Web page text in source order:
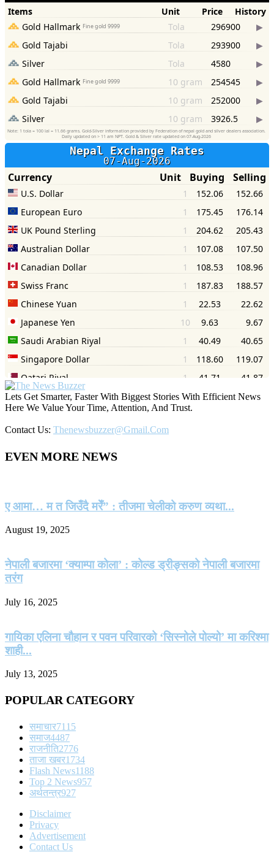
Lets Get Smarter, Faster With Biggest Stories With Efficient News
Here We Value Your Time, Attention, And Trust.
Contact Us: Thenewsbuzzer@gmail.com
EVEN MORE NEWS
ए आमा… म त जिउँदै मरेँ” : तीजमा चेलीको करुण व्यथा...
August 19, 2025
नेपाली बजारमा ‘क्याम्पा कोला’ : कोल्ड ड्रीङ्सको नेपाली बजारमा
तरंग
July 16, 2025
गायिका एलिना चौहान र पवन परिवारको ‘सिस्नोले पोल्यो’ मा करिश्मा
शाही...
July 13, 2025
POPULAR CATEGORY
समाचार7115
समाज4487
राजनीति2776
ताजा खबर1734
Flash News1188
Top 2 News957
अर्थतन्त्र927
Disclaimer
Privacy
Advertisement
Contact Us